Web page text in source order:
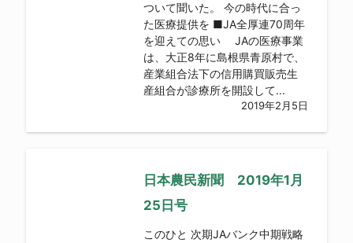
ついて聞いた。 今の時代に合っ
た医療提供を ■JA全厚連70周年
を迎えての思い JAの医療事業
は、大正8年に島根県青原村で、
産業組合法下の信用購買販売生
産組合が診療所を開設して...
2019年2月5日
日本農民新聞 2019年1月
25日号
このひと 次期JAバンク中期戦略